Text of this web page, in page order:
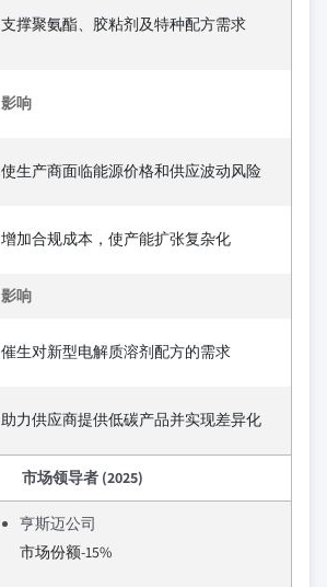
支撑聚氨酯、胶粘剂及特种配方需求
影响
使生产商面临能源价格和供应波动风险
增加合规成本，使产能扩张复杂化
影响
催生对新型电解质溶剂配方的需求
助力供应商提供低碳产品并实现差异化
市场领导者 (2025)
亨斯迈公司
市场份额-15%